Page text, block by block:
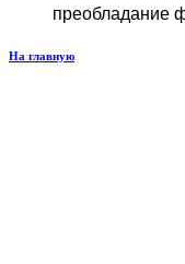
преобладание
На главную